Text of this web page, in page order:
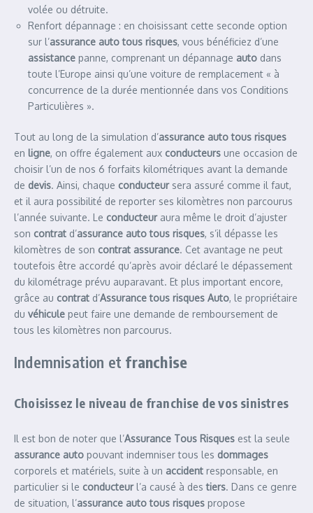
volée ou détruite.
Renfort dépannage : en choisissant cette seconde option
sur l’assurance auto tous risques, vous bénéficiez d’une
assistance panne, comprenant un dépannage auto dans
toute l’Europe ainsi qu’une voiture de remplacement « à
concurrence de la durée mentionnée dans vos Conditions
Particulières ».
Tout au long de la simulation d’assurance auto tous risques
en ligne, on offre également aux conducteurs une occasion de
choisir l’un de nos 6 forfaits kilométriques avant la demande
de devis. Ainsi, chaque conducteursera assuré comme il faut,
et il aura possibilité de reporter ses kilomètres non parcourus
l’année suivante. Le conducteuraura même le droit d’ajuster
son contrat d’assurance auto tous risques, s’il dépasse les
kilomètres de son contrat assurance. Cet avantage ne peut
toutefois être accordé qu’après avoir déclaré le dépassement
du kilométrage prévu auparavant. Et plus important encore,
grâce au contrat d’Assurance tous risques Auto, le propriétaire
du véhicule peut faire une demande de remboursement de
tous les kilomètres non parcourus.
Indemnisation et franchise
Choisissez le niveau de franchise de vos sinistres
Il est bon de noter que l’Assurance Tous Risques est la seule
assurance auto pouvant indemniser tous les dommages
corporels et matériels, suite à un accident responsable, en
particulier si le conducteurl’a causé à destiers. Dans ce genre
de situation, l’assurance auto tous risques propose